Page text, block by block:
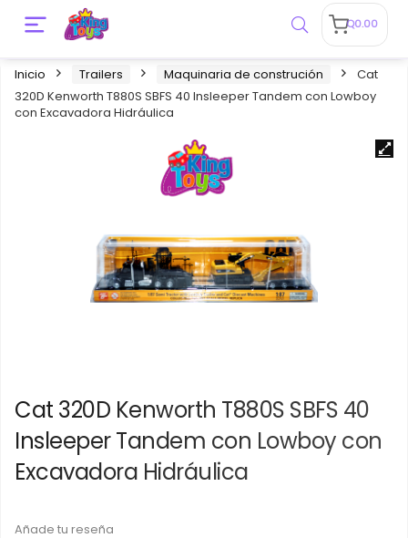
Q0.00
Inicio Trailers Maquinaria de construción
Cat
320D Kenworth T880S SBFS 40 Insleeper Tandem con Lowboy
con Excavadora Hidráulica
Cat 320D Kenworth T880S SBFS 40
Insleeper Tandem con Lowboy con
Excavadora Hidráulica
Añade tu reseña